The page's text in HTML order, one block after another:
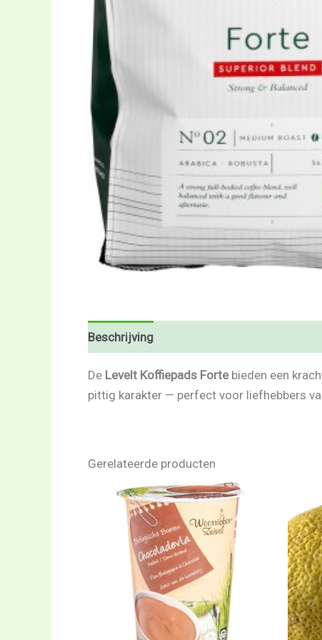
Beschrijving
De Levelt Koffiepads Fortebieden een
pittig karakter — perfect voor liefhebbers
Gerelateerde producten